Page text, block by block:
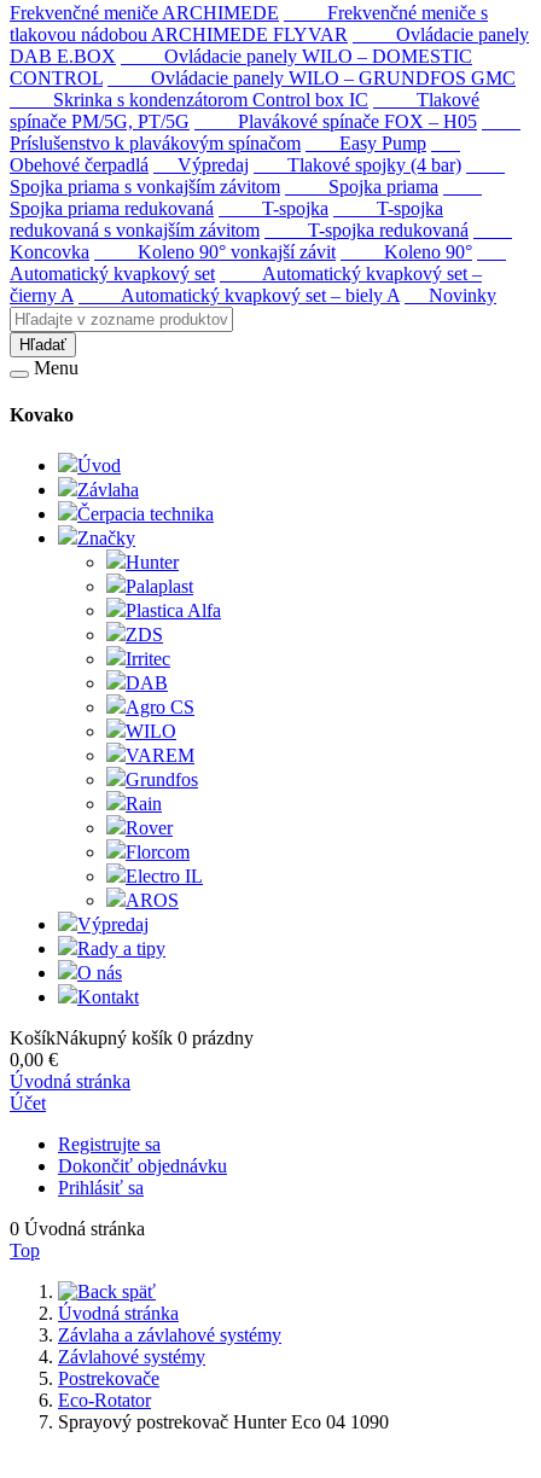
Frekvenčné meniče ARCHIMEDE
Frekvenčné meniče s
tlakovou nádobou ARCHIMEDE FLYVAR
Ovládacie panely
DAB E.BOX
Ovládacie panely WILO – DOMESTIC
CONTROL
Ovládacie panely WILO – GRUNDFOS GMC
Skrinka s kondenzátorom Control box IC
Tlakové
spínače PM/5G, PT/5G
Plavákové spínače FOX – H05
Príslušenstvo k plavákovým spínačom
Easy Pump
Obehové čerpadlá
Výpredaj
Tlakové spojky (4 bar)
Spojka priama s vonkajším závitom
Spojka priama
Spojka priama redukovaná
T-spojka
T-spojka
redukovaná s vonkajším závitom
T-spojka redukovaná
Koncovka
Koleno 90° vonkajší závit
Koleno 90°
Automatický kvapkový set
Automatický kvapkový set –
čierny A
Automatický kvapkový set – biely A Novinky
Hľadať
Menu
Kovako
Úvod
Závlaha
Čerpacia technika
Značky
Hunter
Palaplast
Plastica Alfa
ZDS
Irritec
DAB
Agro CS
WILO
VAREM
Grundfos
Rain
Rover
Florcom
Electro IL
AROS
Výpredaj
Rady a tipy
O nás
Kontakt
KošíkNákupný košík 0 prázdny
0,00 €
Úvodná stránka
Účet
Registrujte sa
Dokončiť objednávku
Prihlásiť sa
0 Úvodná stránka
Top
späť
Úvodná stránka
Závlaha a závlahové systémy
Závlahové systémy
Postrekovače
Eco-Rotator
Sprayový postrekovač Hunter Eco 04 1090